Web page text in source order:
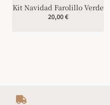
Kit Navidad Farolillo Verde
20,00€